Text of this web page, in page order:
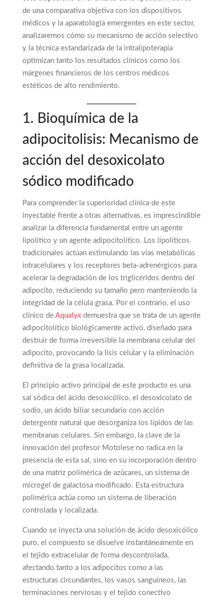
de una comparativa objetiva con los dispositivos
médicos y la aparatología emergentes en este sector,
analizaremos cómo su mecanismo de acción selectivo
y la técnica estandarizada de la intralipoterapia
optimizan tanto los resultados clínicos como los
márgenes financieros de los centros médicos
estéticos de alto rendimiento.
1. Bioquímica de la
adipocitolisis: Mecanismo de
acción del desoxicolato
sódico modificado
Para comprender la superioridad clínica de este
inyectable frente a otras alternativas, es imprescindible
analizar la diferencia fundamental entre un agente
lipolítico y un agente adipocitolítico. Los lipolíticos
tradicionales actúan estimulando las vías metabólicas
intracelulares y los receptores beta-adrenérgicos para
acelerar la degradación de los triglicéridos dentro del
adipocito, reduciendo su tamaño pero manteniendo la
integridad de la célula grasa. Por el contrario, el uso
clínico de Aqualyxdemuestra que se trata de un agente
adipocitolítico biológicamente activo, diseñado para
destruir de forma irreversible la membrana celular del
adipocito, provocando la lisis celular y la eliminación
definitiva de la grasa localizada.
El principio activo principal de este producto es una
sal sódica del ácido desoxicólico, el desoxicolato de
sodio, un ácido biliar secundario con acción
detergente natural que desorganiza los lípidos de las
membranas celulares. Sin embargo, la clave de la
innovación del profesor Motolese no radica en la
presencia de esta sal, sino en su incorporación dentro
de una matriz polimérica de azúcares, un sistema de
microgel de galactosa modificado. Esta estructura
polimérica actúa como un sistema de liberación
controlada y localizada.
Cuando se inyecta una solución de ácido desoxicólico
puro, el compuesto se disuelve instantáneamente en
el tejido extracelular de forma descontrolada,
afectando tanto a los adipocitos como a las
estructuras circundantes, los vasos sanguíneos, las
terminaciones nerviosas y el tejido conectivo